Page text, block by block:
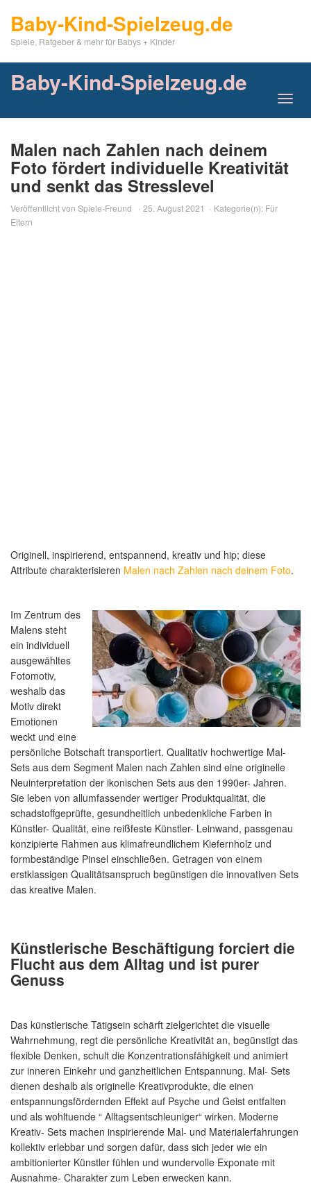
mainBaby-Kind-Spielzeug.de
Spiele, Ratgeber & mehr für Babys + Kinder
Baby-Kind-Spielzeug.de
Malen nach Zahlen nach deinem
Foto fördert individuelle Kreativität
und senkt das Stresslevel
Veröffentlicht von Spiele-Freund 25. August 2021 Kategorie(n): Für
Eltern
Originell, inspirierend, entspannend, kreativ und hip; diese
Attribute charakterisieren Malen nach Zahlen nach deinem Foto.
Im Zentrum des
Malens steht
ein individuell
ausgewähltes
Fotomotiv,
weshalb das
Motiv direkt
Emotionen
weckt und eine
persönliche Botschaft transportiert. Qualitativ hochwertige Mal-
Sets aus dem Segment Malen nach Zahlen sind eine originelle
Neuinterpretation der ikonischen Sets aus den 1990er- Jahren.
Sie leben von allumfassender wertiger Produktqualität, die
schadstoffgeprüfte, gesundheitlich unbedenkliche Farben in
Künstler- Qualität, eine reißfeste Künstler- Leinwand, passgenau
konzipierte Rahmen aus klimafreundlichem Kiefernholz und
formbeständige Pinsel einschließen. Getragen von einem
erstklassigen Qualitätsanspruch begünstigen die innovativen Sets
das kreative Malen.
Künstlerische Beschäftigung forciert die
Flucht aus dem Alltag und ist purer
Genuss
Das künstlerische Tätigsein schärft zielgerichtet die visuelle
Wahrnehmung, regt die persönliche Kreativität an, begünstigt das
flexible Denken, schult die Konzentrationsfähigkeit und animiert
zur inneren Einkehr und ganzheitlichen Entspannung. Mal- Sets
dienen deshalb als originelle Kreativprodukte, die einen
entspannungsfördernden Effekt auf Psyche und Geist entfalten
und als wohltuende “ Alltagsentschleuniger“ wirken. Moderne
Kreativ- Sets machen inspirierende Mal- und Materialerfahrungen
kollektiv erlebbar und sorgen dafür, dass sich jeder wie ein
ambitionierter Künstler fühlen und wundervolle Exponate mit
Ausnahme- Charakter zum Leben erwecken kann.